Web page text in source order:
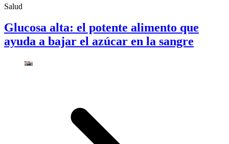
Salud
Glucosa alta: el potente alimento que
ayuda a bajar el azúcar en la sangre